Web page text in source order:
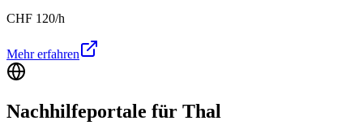
CHF 120/h
Mehr erfahren
Nachhilfeportale für Thal